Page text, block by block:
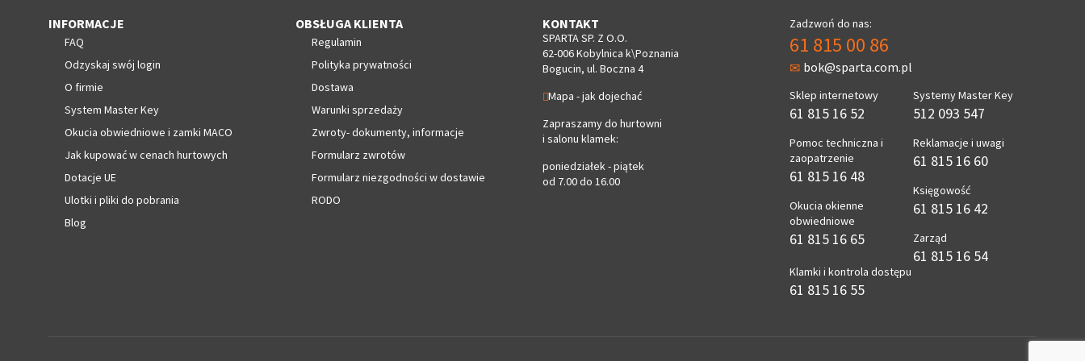
INFORMACJE
FAQ
Odzyskaj swój login
O firmie
System Master Key
Okucia obwiedniowe i zamki MACO
Jak kupować w cenach hurtowych
Dotacje UE
Ulotki i pliki do pobrania
Blog
OBSŁUGA KLIENTA
Regulamin
Polityka prywatności
Dostawa
Warunki sprzedaży
Zwroty- dokumenty, informacje
Formularz zwrotów
Formularz niezgodności w dostawie
RODO
KONTAKT
SPARTA SP. Z O.O.
62-006 Kobylnica k\Poznania
Bogucin, ul. Boczna 4
Mapa - jak dojechać
Zapraszamy do hurtowni
i salonu klamek:
poniedziałek - piątek
od 7.00 do 16.00
Zadzwoń do nas:
61 815 00 86
bok@sparta.com.pl
Sklep internetowy
61 815 16 52
Pomoc techniczna i
zaopatrzenie
61 815 16 48
Okucia okienne
obwiedniowe
61 815 16 65
Klamki i kontrola dostępu
61 815 16 55
Systemy Master Key
512 093 547
Reklamacje i uwagi
61 815 16 60
Księgowość
61 815 16 42
Zarząd
61 815 16 54